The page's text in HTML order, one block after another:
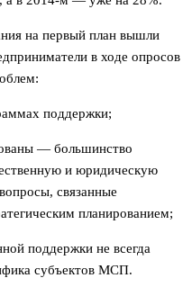
на первый план вышли
в ходе опросов
поддержки;
— большинство
и юридическую
связанные
планированием;
поддержки не всегда
субъектов МСП.